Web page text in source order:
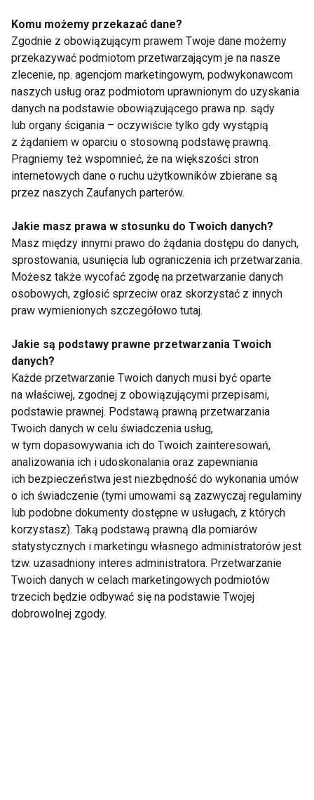
www.fit.pl
ODŻYWIANIE WĘGLOWODANY BIAŁKO
KULTURYSTYKA
Odżywianie
Czy życie w biegu i
zdrowe odżywianie
idą ze sobą w parze?
wpływa na zdrowie
mentalne?
Wakacje w stylu fit:
małe kroki do
zdrowego odżywiania
Zaburzenia
odżywiania - 7
niepokojących
sygnałów, których
lepiej nie ignorować
Pokaż więcej
Komu możemy przekazać dane?
Zgodnie z obowiązującym prawem Twoje dane możemy
przekazywać podmiotom przetwarzającym je na nasze
zlecenie, np. agencjom marketingowym, podwykonawcom
naszych usług oraz podmiotom uprawnionym do uzyskania
danych na podstawie obowiązującego prawa np. sądy
lub organy ścigania – oczywiście tylko gdy wystąpią
z żądaniem w oparciu o stosowną podstawę prawną.
Pragniemy też wspomnieć, że na większości stron
internetowych dane o ruchu użytkowników zbierane są
przez naszych Zaufanych parterów.
Jakie masz prawa w stosunku do Twoich danych?
Masz między innymi prawo do żądania dostępu do danych,
sprostowania, usunięcia lub ograniczenia ich przetwarzania.
Możesz także wycofać zgodę na przetwarzanie danych
osobowych, zgłosić sprzeciw oraz skorzystać z innych
praw wymienionych szczegółowo tutaj.
Jakie są podstawy prawne przetwarzania Twoich
danych?
Każde przetwarzanie Twoich danych musi być oparte
na właściwej, zgodnej z obowiązującymi przepisami,
podstawie prawnej. Podstawą prawną przetwarzania
Twoich danych w celu świadczenia usług,
w tym dopasowywania ich do Twoich zainteresowań,
analizowania ich i udoskonalania oraz zapewniania
ich bezpieczeństwa jest niezbędność do wykonania umów
o ich świadczenie (tymi umowami są zazwyczaj regulaminy
lub podobne dokumenty dostępne w usługach, z których
korzystasz). Taką podstawą prawną dla pomiarów
statystycznych i marketingu własnego administratorów jest
tzw. uzasadniony interes administratora. Przetwarzanie
Twoich danych w celach marketingowych podmiotów
trzecich będzie odbywać się na podstawie Twojej
dobrowolnej zgody.